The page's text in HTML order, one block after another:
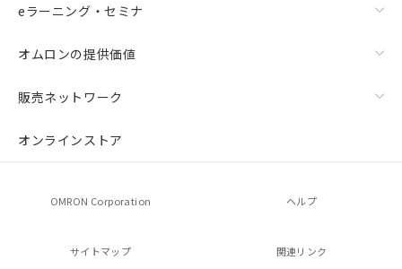
eラーニング・セミナ
オムロンの提供価値
販売ネットワーク
オンラインストア
OMRON Corporation ヘルプ
サイトマップ 関連リンク